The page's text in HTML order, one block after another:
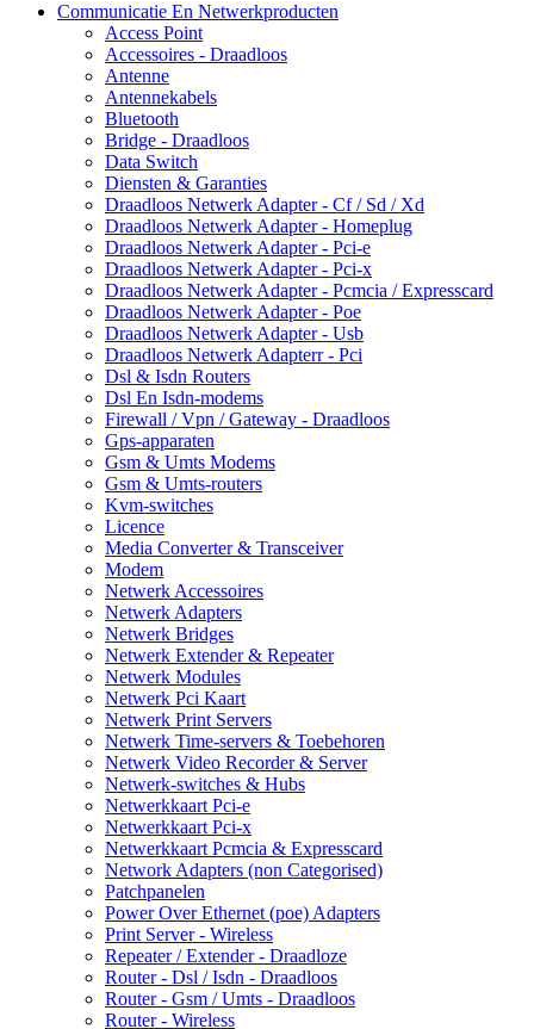
Communicatie En Netwerkproducten
Access Point
Accessoires - Draadloos
Antenne
Antennekabels
Bluetooth
Bridge - Draadloos
Data Switch
Diensten & Garanties
Draadloos Netwerk Adapter - Cf / Sd / Xd
Draadloos Netwerk Adapter - Homeplug
Draadloos Netwerk Adapter - Pci-e
Draadloos Netwerk Adapter - Pci-x
Draadloos Netwerk Adapter - Pcmcia / Expresscard
Draadloos Netwerk Adapter - Poe
Draadloos Netwerk Adapter - Usb
Draadloos Netwerk Adapterr - Pci
Dsl & Isdn Routers
Dsl En Isdn-modems
Firewall / Vpn / Gateway - Draadloos
Gps-apparaten
Gsm & Umts Modems
Gsm & Umts-routers
Kvm-switches
Licence
Media Converter & Transceiver
Modem
Netwerk Accessoires
Netwerk Adapters
Netwerk Bridges
Netwerk Extender & Repeater
Netwerk Modules
Netwerk Pci Kaart
Netwerk Print Servers
Netwerk Time-servers & Toebehoren
Netwerk Video Recorder & Server
Netwerk-switches & Hubs
Netwerkkaart Pci-e
Netwerkkaart Pci-x
Netwerkkaart Pcmcia & Expresscard
Network Adapters (non Categorised)
Patchpanelen
Power Over Ethernet (poe) Adapters
Print Server - Wireless
Repeater / Extender - Draadloze
Router - Dsl / Isdn - Draadloos
Router - Gsm / Umts - Draadloos
Router - Wireless